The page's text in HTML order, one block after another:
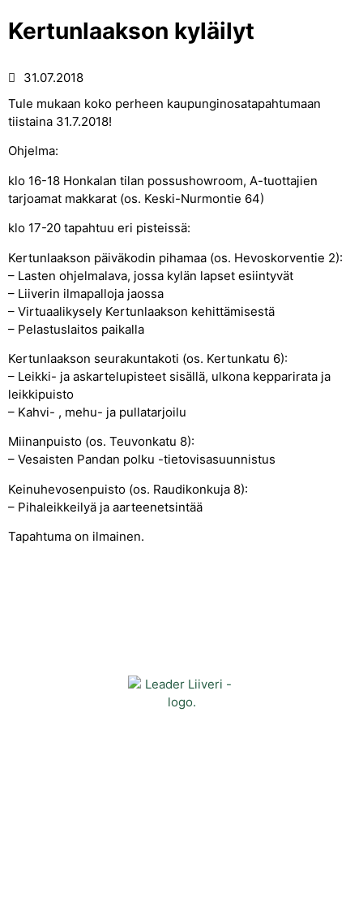
Kertunlaakson kyläilyt
31.07.2018
Tule mukaan koko perheen kaupunginosatapahtumaan
tiistaina 31.7.2018!
Ohjelma:
klo 16-18 Honkalan tilan possushowroom, A-tuottajien
tarjoamat makkarat (os. Keski-Nurmontie 64)
klo 17-20 tapahtuu eri pisteissä:
Kertunlaakson päiväkodin pihamaa (os. Hevoskorventie 2):
– Lasten ohjelmalava, jossa kylän lapset esiintyvät
– Liiverin ilmapalloja jaossa
– Virtuaalikysely Kertunlaakson kehittämisestä
– Pelastuslaitos paikalla
Kertunlaakson seurakuntakoti (os. Kertunkatu 6):
– Leikki- ja askartelupisteet sisällä, ulkona kepparirata ja
leikkipuisto
– Kahvi- , mehu- ja pullatarjoilu
Miinanpuisto (os. Teuvonkatu 8):
– Vesaisten Pandan polku -tietovisasuunnistus
Keinuhevosenpuisto (os. Raudikonkuja 8):
– Pihaleikkeilyä ja aarteenetsintää
Tapahtuma on ilmainen.